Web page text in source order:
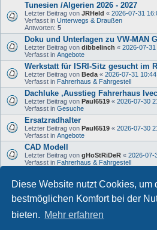
Diese Website nutzt Cookies, um
bestmöglichen Komfort bei der
bieten. Mehr erfahren
Tunesien /Algerien 2026 - 2027
Letzter Beitrag von JRHeld « 2026-07-31
Verfasst in Unterwegs & Draußen
Antworten: 5
Doku und Unterlagen zu VW-MAN
Letzter Beitrag von dibbelinch « 2026-07-31
Verfasst in Angebote
Werkstatt für ISRI-Sitz gesucht im
Letzter Beitrag von Beda « 2026-07-31
Verfasst in Fahrerhaus & Fahrgestell
Dachluke ,Ausstieg Fahrerhaus
Letzter Beitrag von Paul6519 « 2026-07-30
Verfasst in Gesuche
Ersatzradhalter
Letzter Beitrag von Paul6519 « 2026-07-30
Verfasst in Angebote
CAD Modell
Letzter Beitrag von gHoStRiDeR « 2026-07-
Verfasst in Fahrerhaus & Fahrgestell
Die Suche ergab 34 Treffer